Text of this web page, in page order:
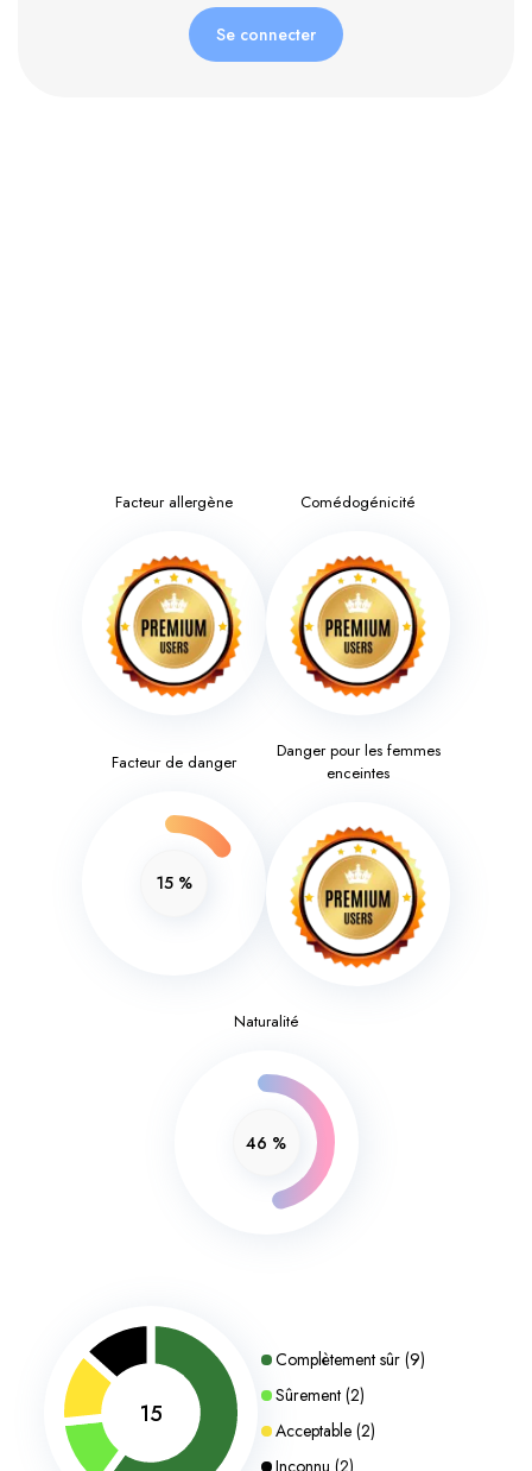
Se connecter
Facteur allergène Comédogénicité
Facteur de danger
15 %
Danger pour les femmes
enceintes
Naturalité
46 %
15
Complètement sûr (9)
Sûrement (2)
Acceptable (2)
Inconnu (2)